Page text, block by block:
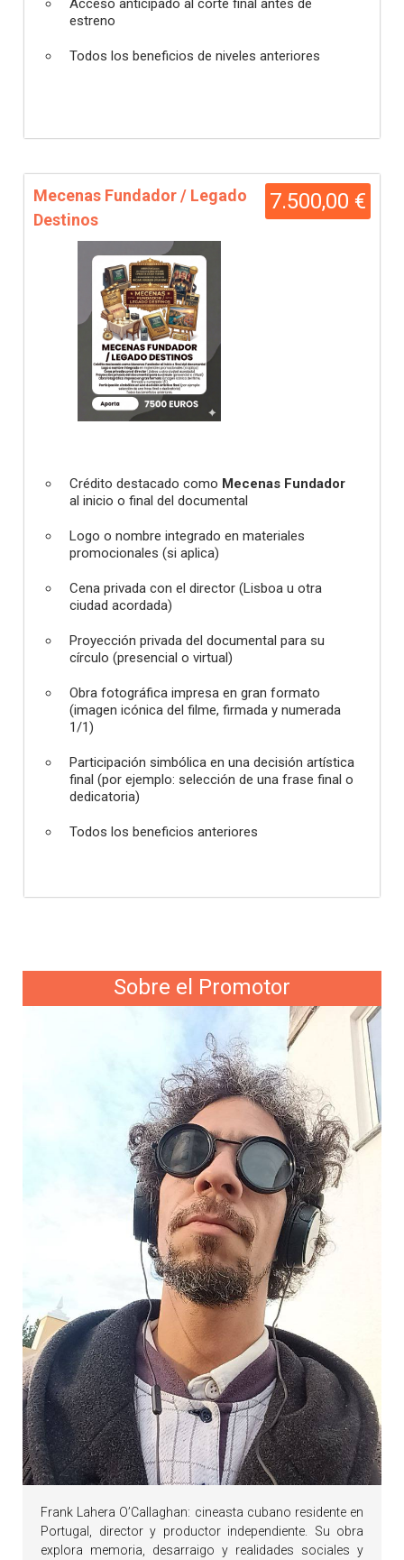
Acceso anticipado al corte final antes de
estreno
Todos los beneficios de niveles anteriores
7.500,00 €
Mecenas Fundador / Legado
Destinos
Crédito destacado como Mecenas Fundador
al inicio o final del documental
Logo o nombre integrado en materiales
promocionales (si aplica)
Cena privada con el director (Lisboa u otra
ciudad acordada)
Proyección privada del documental para su
círculo (presencial o virtual)
Obra fotográfica impresa en gran formato
(imagen icónica del filme, firmada y numerada
1/1)
Participación simbólica en una decisión artística
final (por ejemplo: selección de una frase final o
dedicatoria)
Todos los beneficios anteriores
Sobre el Promotor
Frank Lahera O’Callaghan: cineasta cubano residente en
Portugal, director y productor independiente. Su obra
explora memoria, desarraigo y realidades sociales y